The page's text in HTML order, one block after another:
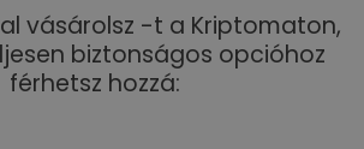
vásárolsz -t a Kriptomaton,
biztonságos opcióhoz
férhetsz hozzá: